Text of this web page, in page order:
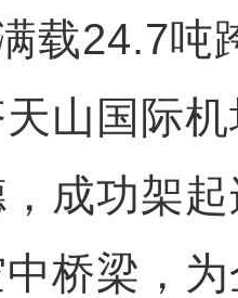
载24.7吨
山国际
成功架
桥梁，